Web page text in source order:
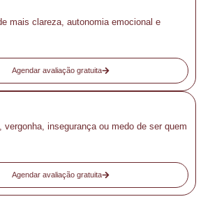
mais clareza, autonomia emocional e
Agendar avaliação gratuita
vergonha, insegurança ou medo de ser quem
Agendar avaliação gratuita